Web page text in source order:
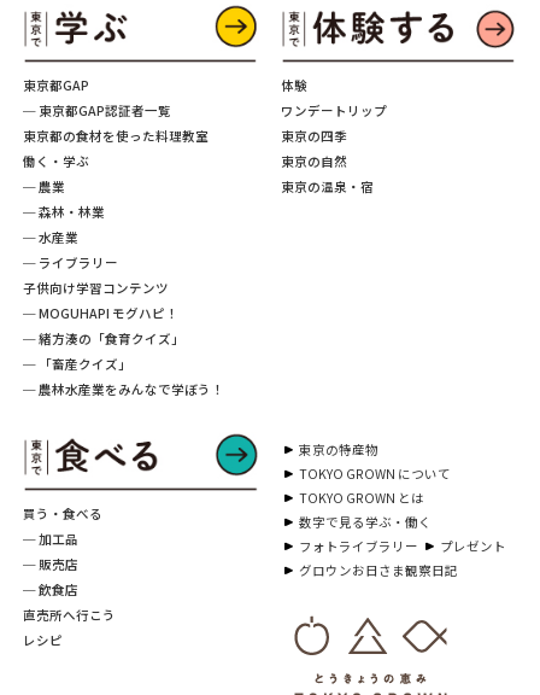
東京都GAP
─ 東京都GAP認証者一覧
東京都の食材を使った料理教室
働く・学ぶ
─ 農業
─ 森林・林業
─ 水産業
─ ライブラリー
子供向け学習コンテンツ
─ MOGUHAPI モグハピ！
─ 緒方湊の「食育クイズ」
─ 「畜産クイズ」
─ 農林水産業をみんなで学ぼう！
買う・食べる
─ 加工品
─ 販売店
─ 飲食店
直売所へ行こう
レシピ
体験
ワンデートリップ
東京の四季
東京の自然
東京の温泉・宿
東京の特産物
TOKYO GROWN について
TOKYO GROWN とは
数字で見る学ぶ・働く
フォトライブラリー
プレゼント
グロウンお日さま観察日記